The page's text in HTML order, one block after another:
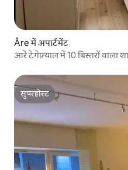
Åre में अपार्टमेंट
आरे टेगेफ़्याल में 10 बिस्तरों वाला
सुपरहोस्ट
सुपरहोस्ट